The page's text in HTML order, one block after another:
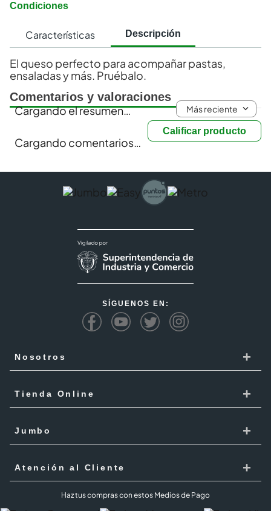
Condiciones
Características Descripción
El queso perfecto para acompañar pastas,
ensaladas y más. Pruébalo.
Comentarios y valoraciones
Calificar producto
Cargando el resumen… Más reciente
Cargando comentarios…
SÍGUENOS EN:
Nosotros +
Responsabilidad Social
Trabaja con Nosotros
Código de ética
Tienda Online +
Cómo comprar
Mis Pedidos
Términos y Condiciones Jumbo al 100 agosto 2026
Jumbo +
Tarjeta Cencosud
Atención al Cliente +
Haz tus compras con estos Medios de Pago